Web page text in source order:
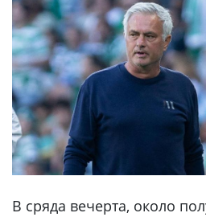
В сряда вечерта, около